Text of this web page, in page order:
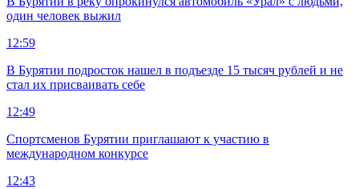
один человек выжил
12:59
В Бурятии подросток нашел в подъезде 15 тысяч рублей и не
стал их присваивать себе
12:49
Спортсменов Бурятии приглашают к участию в
международном конкурсе
12:43